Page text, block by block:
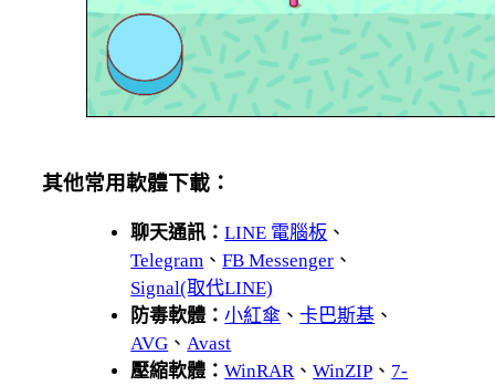
其他常用軟體下載：
聊天通訊：LINE 電腦板 、
Telegram 、FB Messenger 、
Signal(取代LINE)
防毒軟體：小紅傘 、卡巴斯基 、
AVG 、 Avast
壓縮軟體：WinRAR 、WinZIP 、 7-